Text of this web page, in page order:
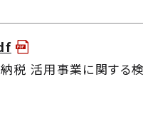
税 活用事業に関する